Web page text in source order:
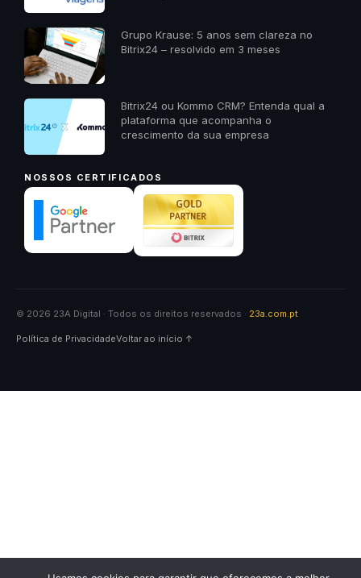
Grupo Krause: 5 anos sem clareza no
Bitrix24 – resolvido em 3 meses
Bitrix24 ou Kommo CRM? Entenda qual a
plataforma que acompanha o
crescimento da sua empresa
NOSSOS CERTIFICADOS
© 2026 23A Digital · Todos os direitos reservados · 23a.com.pt
Política de PrivacidadeVoltar ao início ↑